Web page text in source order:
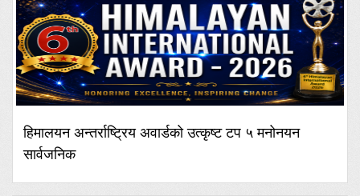
हिमालयन अन्तर्राष्ट्रिय अवार्डको उत्कृष्ट टप ५ मनोनयन
सार्वजनिक